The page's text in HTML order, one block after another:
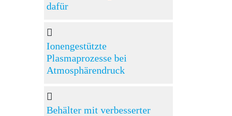
dafür
Ionengestützte
Plasmaprozesse bei
Atmosphärendruck
Behälter mit verbesserter